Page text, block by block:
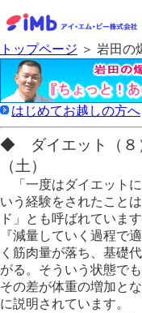
トップページ ＞ 岩田の
はじめてお越しの方へ
◆ ダイエット（８
（土）
「一度はダイエット
いう経験をされたこと
ド」とも呼ばれています
『減量していく過程で
く筋肉量が落ち、基礎
がる。そういう状態で
その差が体重の増加と
に説明されています。